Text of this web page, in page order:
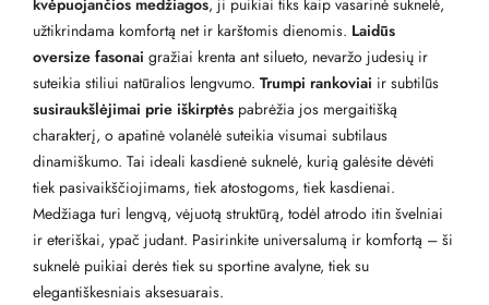
kvėpuojančios medžiagos, ji puikiai tiks kaip vasarinė suknelė,
užtikrindama komfortą net ir karštomis dienomis. Laidūs
oversize fasonai gražiai krenta ant silueto, nevaržo judesių ir
suteikia stiliui natūralios lengvumo. Trumpi rankoviai ir subtilūs
susiraukšlėjimai prie iškirptės pabrėžia jos mergaitišką
charakterį, o apatinė volanėlė suteikia visumai subtilaus
dinamiškumo. Tai ideali kasdienė suknelė, kurią galėsite dėvėti
tiek pasivaikščiojimams, tiek atostogoms, tiek kasdienai.
Medžiaga turi lengvą, vėjuotą struktūrą, todėl atrodo itin švelniai
ir eteriškai, ypač judant. Pasirinkite universalumą ir komfortą – ši
suknelė puikiai derės tiek su sportine avalyne, tiek su
elegantiškesniais aksesuarais.